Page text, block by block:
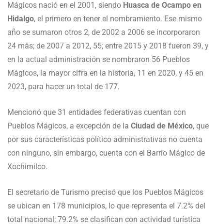
Mágicos nació en el 2001, siendo Huasca de Ocampo en
Hidalgo, el primero en tener el nombramiento. Ese mismo
año se sumaron otros 2, de 2002 a 2006 se incorporaron
24 más; de 2007 a 2012, 55; entre 2015 y 2018 fueron 39, y
en la actual administración se nombraron 56 Pueblos
Mágicos, la mayor cifra en la historia, 11 en 2020, y 45 en
2023, para hacer un total de 177.
Mencionó que 31 entidades federativas cuentan con
Pueblos Mágicos, a excepción de la Ciudad de México, que
por sus características político administrativas no cuenta
con ninguno, sin embargo, cuenta con el Barrio Mágico de
Xochimilco.
El secretario de Turismo precisó que los Pueblos Mágicos
se ubican en 178 municipios, lo que representa el 7.2% del
total nacional; 79.2% se clasifican con actividad turística